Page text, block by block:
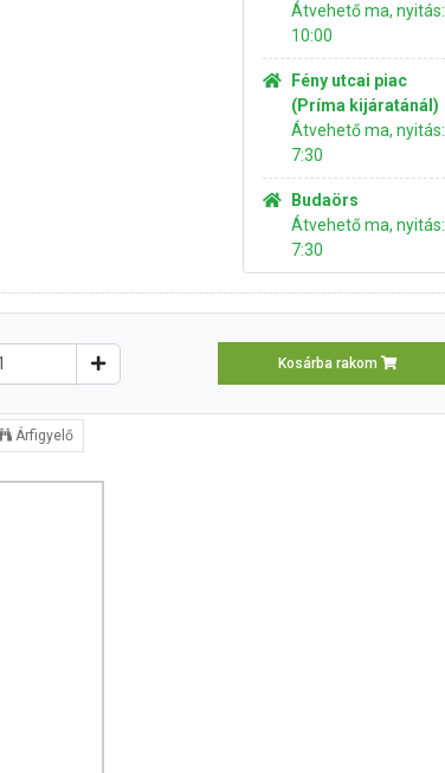
Átvehető ma, nyitás:
10:00
Fény utcai piac
(Príma kijáratánál)
Átvehető ma, nyitás:
7:30
Budaörs
Átvehető ma, nyitás:
7:30
Kosárba rakom
Árfigyelő